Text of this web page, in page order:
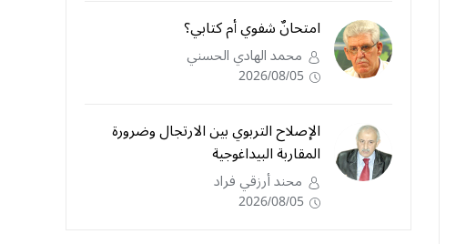
امتحانٌ شفوي أم كتابي؟
محمد الهادي الحسني
2026/08/05
الإصلاح التربوي بين الارتجال وضرورة
المقاربة البيداغوجية
محند أرزقي فراد
2026/08/05